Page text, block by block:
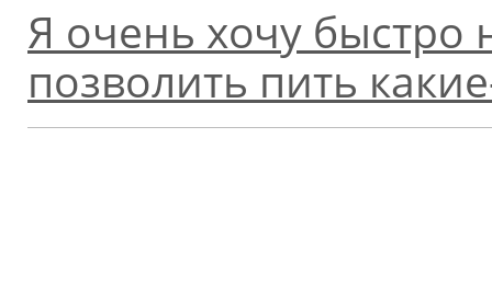
Я очень хочу быстро
позволить пить